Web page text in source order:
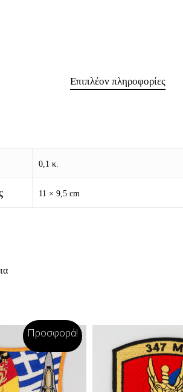
Επιπλέον πληροφορίες
0,1 κ.
11 × 9,5 cm
Προσφορά!